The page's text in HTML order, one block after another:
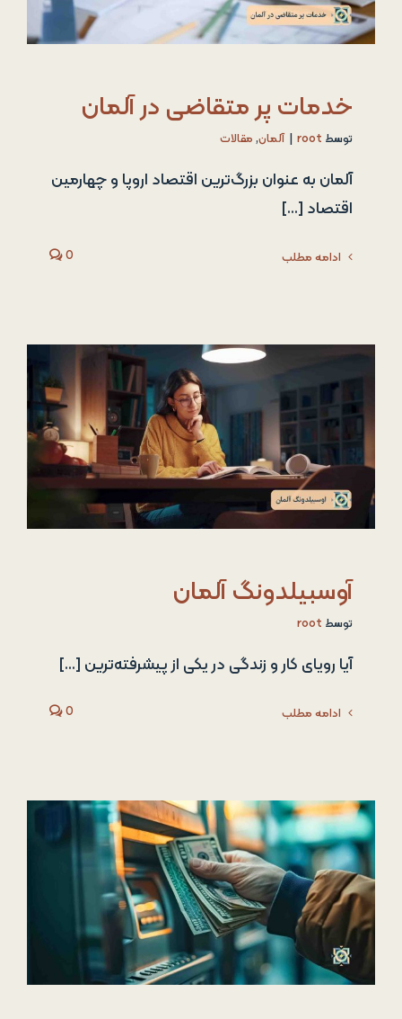
خدمات پر متقاضی در آلمان
توسط root
| آلمان, مقالات
آلمان به عنوان بزرگ‌ترین اقتصاد اروپا و چهارمین
اقتصاد [...]
ادامه مطلب 0
آوسبیلدونگ آلمان
توسط root
آیا رویای کار و زندگی در یکی از پیشرفته‌ترین [...]
ادامه مطلب 0